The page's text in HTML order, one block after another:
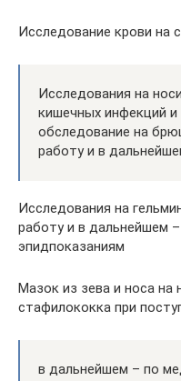
Исследование крови на
Исследования на
кишечных инфекций и
обследование на
работу и в
Исследования на
работу и в дальнейшем
эпидпоказаниям
Мазок из зева и носа на
стафилококка при
в дальнейшем – по